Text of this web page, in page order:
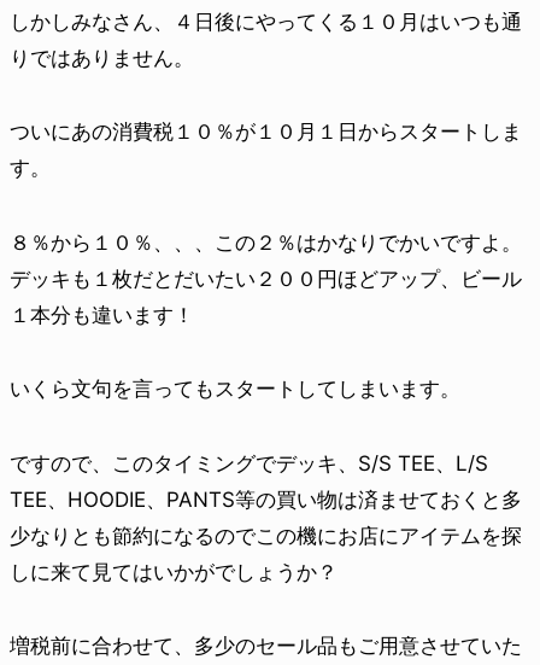
しかしみなさん、４日後にやってくる１０月はいつも通
りではありません。
ついにあの消費税１０％が１０月１日からスタートしま
す。
８％から１０％、、、この２％はかなりでかいですよ。
デッキも１枚だとだいたい２００円ほどアップ、ビール
１本分も違います！
いくら文句を言ってもスタートしてしまいます。
ですので、このタイミングでデッキ、S/S TEE、L/S
TEE、HOODIE、PANTS等の買い物は済ませておくと多
少なりとも節約になるのでこの機にお店にアイテムを探
しに来て見てはいかがでしょうか？
増税前に合わせて、多少のセール品もご用意させていた